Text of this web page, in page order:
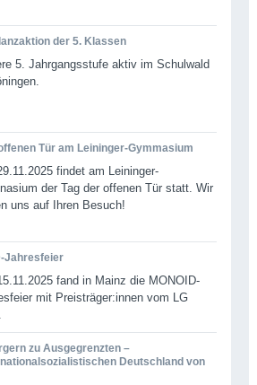
der 5. Klassen
5. Jahrgangsstufe aktiv im Schulwald
Tür am Leininger-Gymmasium
findet am Leininger-
der Tag der offenen Tür statt. Wir
uns auf Ihren Besuch!
Jahresfeier
fand in Mainz die MONOID-
mit Preisträger:innen vom LG
zu Ausgegrenzten –
Deutschland von